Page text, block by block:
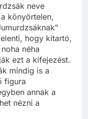
neve
könyörtelen,
hogy kitartó,
néha
ezt a kifejezést.
mindig is a
figura
annak a
nézni a